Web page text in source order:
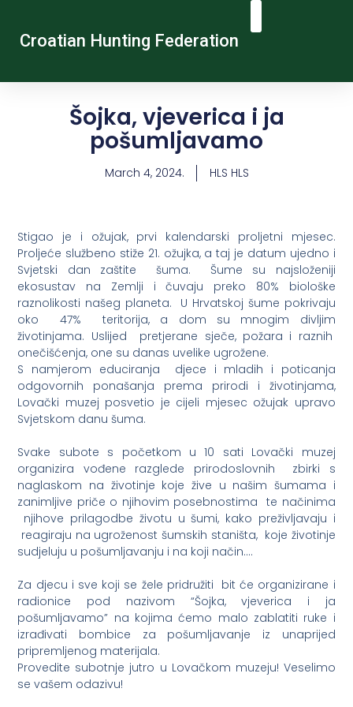
Croatian Hunting Federation
Šojka, vjeverica i ja
pošumljavamo
March 4, 2024. HLS HLS
Stigao je i ožujak, prvi kalendarski proljetni mjesec.
Proljeće službeno stiže 21. ožujka, a taj je datum ujedno i
Svjetski dan zaštite šuma. Šume su najsloženiji
ekosustav na Zemlji i čuvaju preko 80% biološke
raznolikosti našeg planeta. U Hrvatskoj šume pokrivaju
oko 47% teritorija, a dom su mnogim divljim
životinjama. Uslijed pretjerane sječe, požara i raznih
onečišćenja, one su danas uvelike ugrožene.
S namjerom educiranja djece i mladih i poticanja
odgovornih ponašanja prema prirodi i životinjama,
Lovački muzej posvetio je cijeli mjesec ožujak upravo
Svjetskom danu šuma.
Svake subote s početkom u 10 sati Lovački muzej
organizira vođene razglede prirodoslovnih zbirki s
naglaskom na životinje koje žive u našim šumama i
zanimljive priče o njihovim posebnostima te načinima
njihove prilagodbe životu u šumi, kako preživljavaju i
reagiraju na ugroženost šumskih staništa, koje životinje
sudjeluju u pošumljavanju i na koji način….
Za djecu i sve koji se žele pridružiti bit će organizirane i
radionice pod nazivom “Šojka, vjeverica i ja
pošumljavamo” na kojima ćemo malo zablatiti ruke i
izrađivati bombice za pošumljavanje iz unaprijed
pripremljenog materijala.
Provedite subotnje jutro u Lovačkom muzeju! Veselimo
se vašem odazivu!